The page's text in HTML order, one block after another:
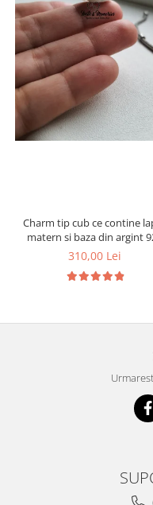
Charm tip cub ce contine
matern si baza din argint
310,00 Lei